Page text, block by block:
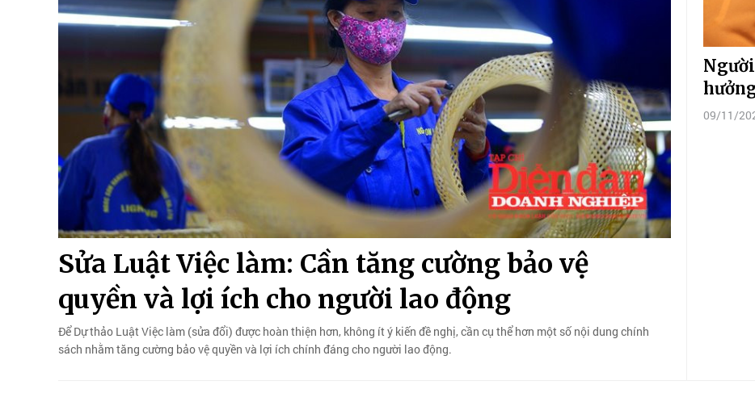
Sửa Luật Việc làm: Cần tăng cường bảo vệ
quyền và lợi ích cho người lao động
Để Dự thảo Luật Việc làm (sửa đổi) được hoàn thiện hơn, không ít ý kiến đề nghị, cần cụ thể hơn một số nội dung chính
sách nhằm tăng cường bảo vệ quyền và lợi ích chính đáng cho người lao động.
09/11/